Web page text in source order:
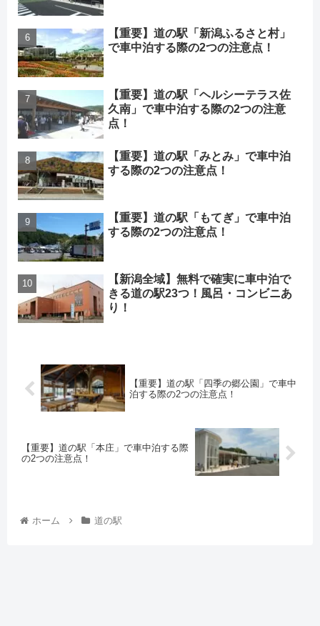
【重要】道の駅「新潟ふるさと村」
で車中泊する際の2つの注意点！
【重要】道の駅「ヘルシーテラス佐
久南」で車中泊する際の2つの注意
点！
【重要】道の駅「みとみ」で車中泊
する際の2つの注意点！
【重要】道の駅「もてぎ」で車中泊
する際の2つの注意点！
【新潟全域】無料で確実に車中泊で
きる道の駅23つ！風呂・コンビニあ
り！
【重要】道の駅「四季の郷公園」で車中
泊する際の2つの注意点！
【重要】道の駅「本庄」で車中泊する際
の2つの注意点！
ホーム 道の駅